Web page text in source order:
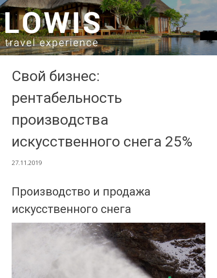
SKIP TO CONTENT
Свой бизнес:
рентабельность
производства
искусственного снега 25%
27.11.2019
Производство и продажа
искусственного снега